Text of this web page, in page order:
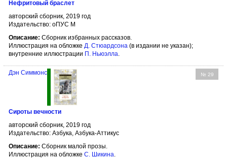
Нефритовый браслет
авторский сборник, 2019 год
Издательство: оПУС М
Описание: Сборник избранных рассказов.
Иллюстрация на обложке Д. Стюардсона (в издании не указан);
внутренние иллюстрации П. Ньюэлла.
№ 29
Дэн Симмонс
Сироты вечности
авторский сборник, 2019 год
Издательство: Азбука, Азбука-Аттикус
Описание: Сборник малой прозы.
Иллюстрация на обложке С. Шикина.